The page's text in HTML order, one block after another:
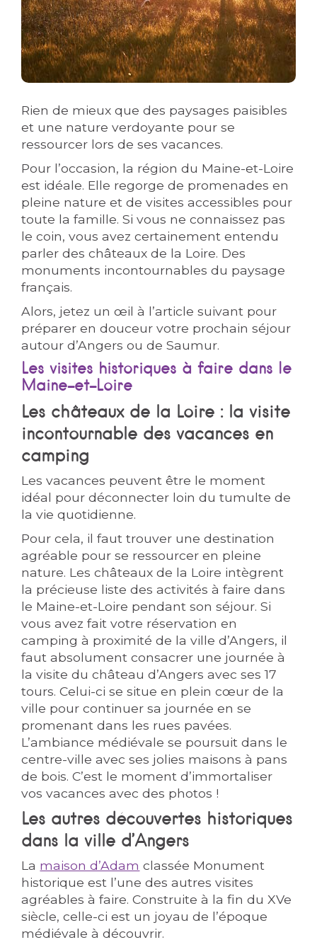
Rien de mieux que des paysages paisibles
et une nature verdoyante pour se
ressourcer lors de ses vacances.
Pour l’occasion, la région du Maine-et-Loire
est idéale. Elle regorge de promenades en
pleine nature et de visites accessibles pour
toute la famille. Si vous ne connaissez pas
le coin, vous avez certainement entendu
parler des châteaux de la Loire. Des
monuments incontournables du paysage
français.
Alors, jetez un œil à l’article suivant pour
préparer en douceur votre prochain séjour
autour d’Angers ou de Saumur.
Les visites historiques à faire dans le
Maine-et-Loire
Les châteaux de la Loire : la visite
incontournable des vacances en
camping
Les vacances peuvent être le moment
idéal pour déconnecter loin du tumulte de
la vie quotidienne.
Pour cela, il faut trouver une destination
agréable pour se ressourcer en pleine
nature. Les châteaux de la Loire intègrent
la précieuse liste des activités à faire dans
le Maine-et-Loire pendant son séjour. Si
vous avez fait votre réservation en
camping à proximité de la ville d’Angers, il
faut absolument consacrer une journée à
la visite du château d’Angers avec ses 17
tours. Celui-ci se situe en plein cœur de la
ville pour continuer sa journée en se
promenant dans les rues pavées.
L’ambiance médiévale se poursuit dans le
centre-ville avec ses jolies maisons à pans
de bois. C’est le moment d’immortaliser
vos vacances avec des photos !
Les autres découvertes historiques
dans la ville d’Angers
La maison d’Adam classée Monument
historique est l’une des autres visites
agréables à faire. Construite à la fin du XVe
siècle, celle-ci est un joyau de l’époque
médiévale à découvrir.